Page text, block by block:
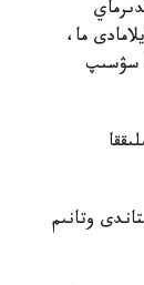
ما،
سۋسىپ
وتانىم